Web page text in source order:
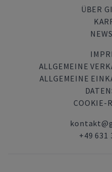
ÜBER
ALLGEMEINE
ALLGEMEINE
COOKIE-
+49 631